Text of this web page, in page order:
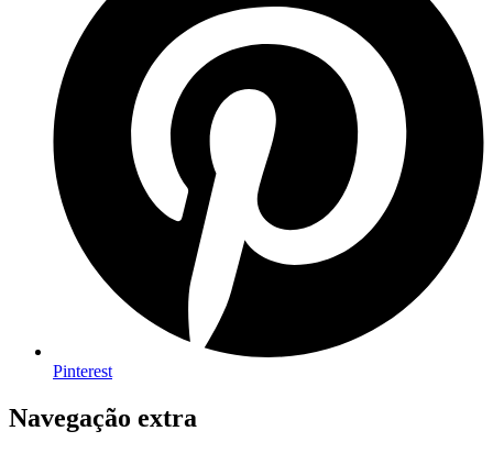
Pinterest
Navegação extra